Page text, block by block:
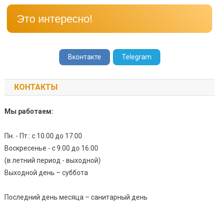
Это интересно!
Вконтакте Telegram
КОНТАКТЫ
Мы работаем:
Пн. - Пт.: с 10.00 до 17.00
Воскресенье - с 9.00 до 16.00
(в летний период - выходной)
Выходной день – суббота
Последний день месяца – санитарный день